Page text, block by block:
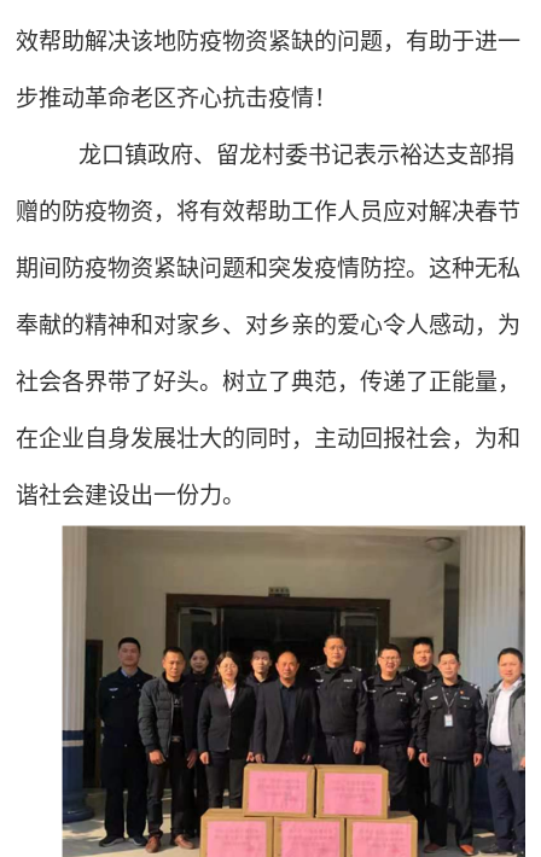
效帮助解决该地防疫物资紧缺的问题，有助于进一
步推动革命老区齐心抗击疫情！
龙口镇政府、留龙村委书记表示裕达支部捐
赠的防疫物资，将有效帮助工作人员应对解决春节
期间防疫物资紧缺问题和突发疫情防控。这种无私
奉献的精神和对家乡、对乡亲的爱心令人感动，为
社会各界带了好头。树立了典范，传递了正能量，
在企业自身发展壮大的同时，主动回报社会，为和
谐社会建设出一份力。